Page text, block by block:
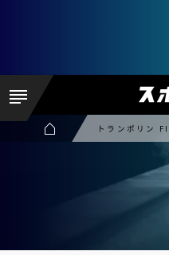
トランポリン